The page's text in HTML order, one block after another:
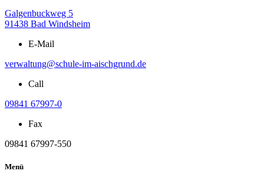
Galgenbuckweg 5
91438 Bad Windsheim
E-Mail
verwaltung@schule-im-aischgrund.de
Call
09841 67997-0
Fax
09841 67997-550
Menü